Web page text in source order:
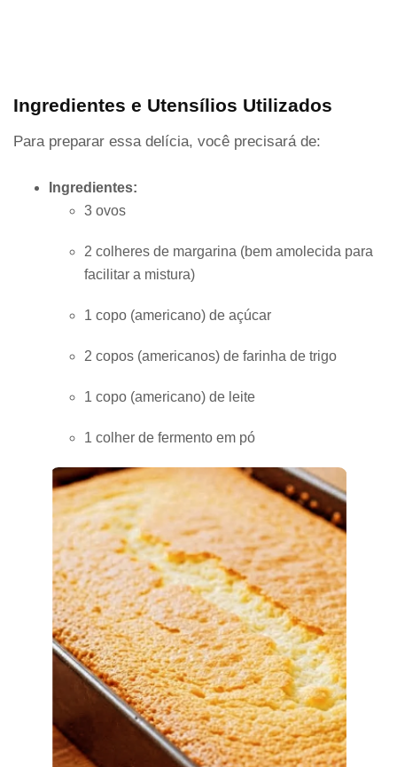
Ingredientes e Utensílios Utilizados
Para preparar essa delícia, você precisará de:
Ingredientes:
3 ovos
2 colheres de margarina (bem amolecida para
facilitar a mistura)
1 copo (americano) de açúcar
2 copos (americanos) de farinha de trigo
1 copo (americano) de leite
1 colher de fermento em pó